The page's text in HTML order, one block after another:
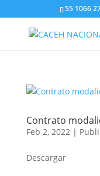
55 1066
Contrato
Feb 2, 2022|
Descargar